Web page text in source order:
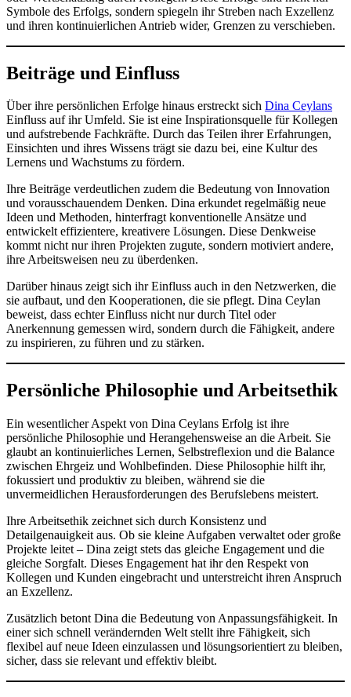
Symbole des Erfolgs, sondern spiegeln ihr Streben nach Exzellenz
und ihren kontinuierlichen Antrieb wider, Grenzen zu verschieben.
Beiträge und Einfluss
Über ihre persönlichen Erfolge hinaus erstreckt sich Dina Ceylans
Einfluss auf ihr Umfeld. Sie ist eine Inspirationsquelle für Kollegen
und aufstrebende Fachkräfte. Durch das Teilen ihrer Erfahrungen,
Einsichten und ihres Wissens trägt sie dazu bei, eine Kultur des
Lernens und Wachstums zu fördern.
Ihre Beiträge verdeutlichen zudem die Bedeutung von Innovation
und vorausschauendem Denken. Dina erkundet regelmäßig neue
Ideen und Methoden, hinterfragt konventionelle Ansätze und
entwickelt effizientere, kreativere Lösungen. Diese Denkweise
kommt nicht nur ihren Projekten zugute, sondern motiviert andere,
ihre Arbeitsweisen neu zu überdenken.
Darüber hinaus zeigt sich ihr Einfluss auch in den Netzwerken, die
sie aufbaut, und den Kooperationen, die sie pflegt. Dina Ceylan
beweist, dass echter Einfluss nicht nur durch Titel oder
Anerkennung gemessen wird, sondern durch die Fähigkeit, andere
zu inspirieren, zu führen und zu stärken.
Persönliche Philosophie und Arbeitsethik
Ein wesentlicher Aspekt von Dina Ceylans Erfolg ist ihre
persönliche Philosophie und Herangehensweise an die Arbeit. Sie
glaubt an kontinuierliches Lernen, Selbstreflexion und die Balance
zwischen Ehrgeiz und Wohlbefinden. Diese Philosophie hilft ihr,
fokussiert und produktiv zu bleiben, während sie die
unvermeidlichen Herausforderungen des Berufslebens meistert.
Ihre Arbeitsethik zeichnet sich durch Konsistenz und
Detailgenauigkeit aus. Ob sie kleine Aufgaben verwaltet oder große
Projekte leitet – Dina zeigt stets das gleiche Engagement und die
gleiche Sorgfalt. Dieses Engagement hat ihr den Respekt von
Kollegen und Kunden eingebracht und unterstreicht ihren Anspruch
an Exzellenz.
Zusätzlich betont Dina die Bedeutung von Anpassungsfähigkeit. In
einer sich schnell verändernden Welt stellt ihre Fähigkeit, sich
flexibel auf neue Ideen einzulassen und lösungsorientiert zu bleiben,
sicher, dass sie relevant und effektiv bleibt.